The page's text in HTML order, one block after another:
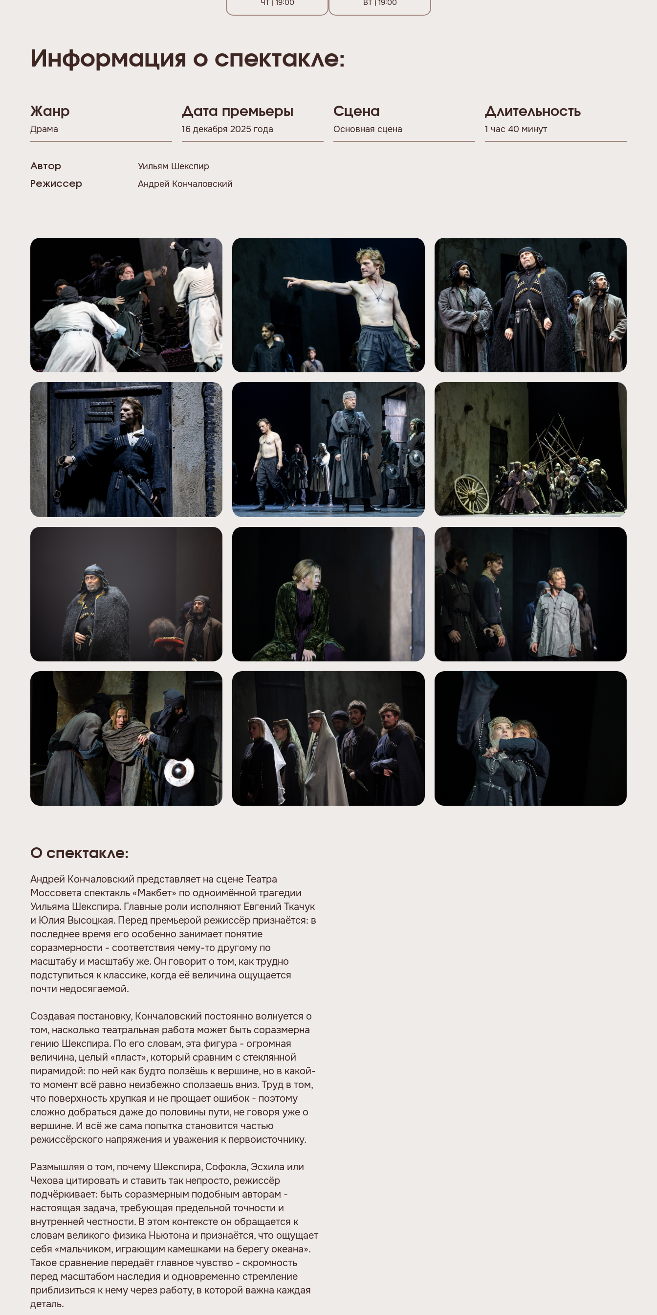
ЧТ 19:00 ВТ 19:00
Информация о спектакле:
Жанр
Драма
Дата премьеры
16 декабря 2025 года
Сцена
Основная сцена
Длительность
1 час 40 минут
Автор Уильям Шекспир
Режиссер Андрей Кончаловский
О спектакле:
Андрей Кончаловский представляет на сцене Театра
Моссовета спектакль «Макбет» по одноимённой трагедии
Уильяма Шекспира. Главные роли исполняют Евгений Ткачук
и Юлия Высоцкая. Перед премьерой режиссёр признаётся: в
последнее время его особенно занимает понятие
соразмерности - соответствия чему-то другому по
масштабу и масштабу же. Он говорит о том, как трудно
подступиться к классике, когда её величина ощущается
почти недосягаемой.
Создавая постановку, Кончаловский постоянно волнуется о
том, насколько театральная работа может быть соразмерна
гению Шекспира. По его словам, эта фигура - огромная
величина, целый «пласт», который сравним с стеклянной
пирамидой: по ней как будто ползёшь к вершине, но в какой-
то момент всё равно неизбежно сползаешь вниз. Труд в том,
что поверхность хрупкая и не прощает ошибок - поэтому
сложно добраться даже до половины пути, не говоря уже о
вершине. И всё же сама попытка становится частью
режиссёрского напряжения и уважения к первоисточнику.
Размышляя о том, почему Шекспира, Софокла, Эсхила или
Чехова цитировать и ставить так непросто, режиссёр
подчёркивает: быть соразмерным подобным авторам -
настоящая задача, требующая предельной точности и
внутренней честности. В этом контексте он обращается к
словам великого физика Ньютона и признаётся, что ощущает
себя «мальчиком, играющим камешками на берегу океана».
Такое сравнение передаёт главное чувство - скромность
перед масштабом наследия и одновременно стремление
приблизиться к нему через работу, в которой важна каждая
деталь.